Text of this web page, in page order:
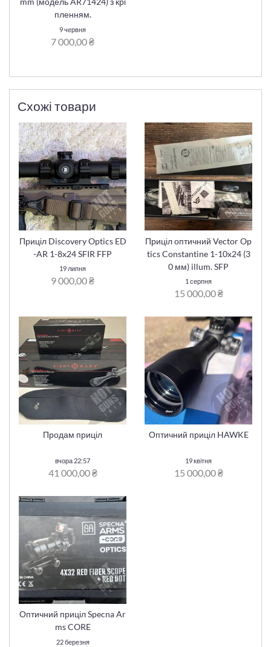
пленням.
9 червня
7 000,00 ₴
Схожі товари
Приціл Discovery Optics ED
-AR 1-8x24 SFIR FFP
19 липня
9 000,00 ₴
Приціл оптичний Vector Op
tics Constantine 1-10x24 (3
0 мм) illum. SFP
1 серпня
15 000,00 ₴
Продам приціл
вчора 22:57
41 000,00 ₴
Оптичний приціл HAWKE
19 квітня
15 000,00 ₴
Оптичний приціл Specna Ar
ms CORE
22 березня